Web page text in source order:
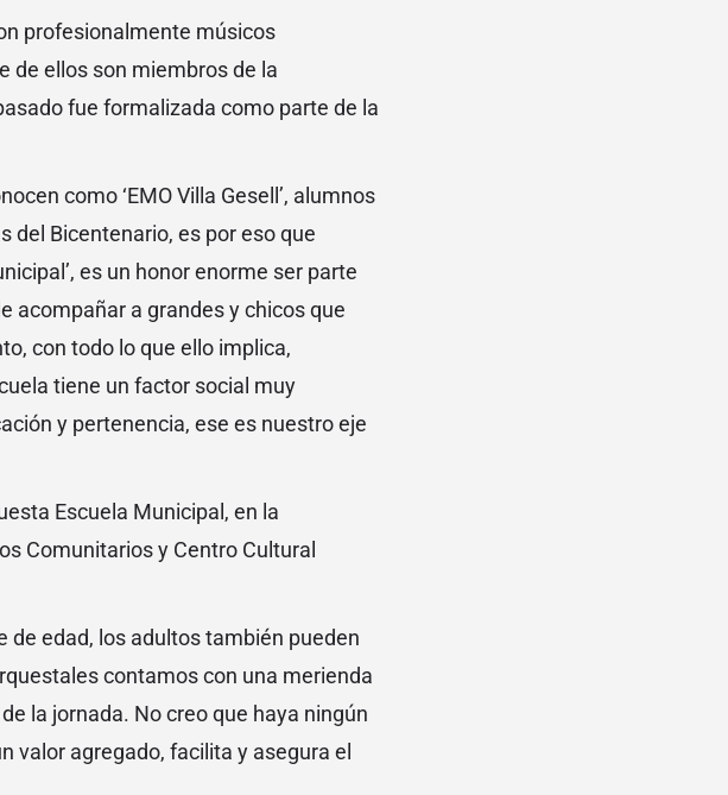
profesionalmente músicos
de ellos son miembros de la
fue formalizada como parte de la
como ‘EMO Villa Gesell’, alumnos
del Bicentenario, es por eso que
es un honor enorme ser parte
acompañar a grandes y chicos que
con todo lo que ello implica,
tiene un factor social muy
y pertenencia, ese es nuestro eje
Escuela Municipal, en la
Comunitarios y Centro Cultural
de edad, los adultos también pueden
contamos con una merienda
la jornada. No creo que haya ningún
valor agregado, facilita y asegura el